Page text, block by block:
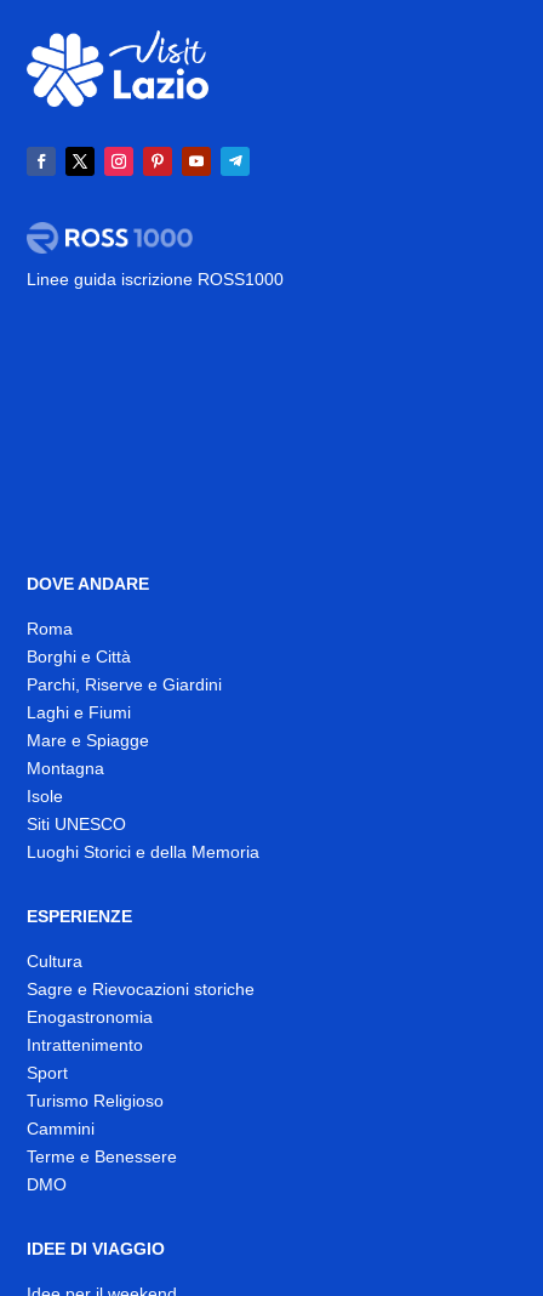
Linee guida iscrizione ROSS1000
DOVE ANDARE
Roma
Borghi e Città
Parchi, Riserve e Giardini
Laghi e Fiumi
Mare e Spiagge
Montagna
Isole
Siti UNESCO
Luoghi Storici e della Memoria
ESPERIENZE
Cultura
Sagre e Rievocazioni storiche
Enogastronomia
Intrattenimento
Sport
Turismo Religioso
Cammini
Terme e Benessere
DMO
IDEE DI VIAGGIO